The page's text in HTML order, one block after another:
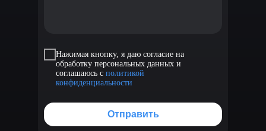
Нажимая кнопку, я даю согласие на
обработку персональных данных и
соглашаюсь с политикой
конфиденциальности
Отправить